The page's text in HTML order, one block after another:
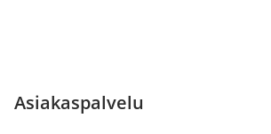
Asiakaspalvelu